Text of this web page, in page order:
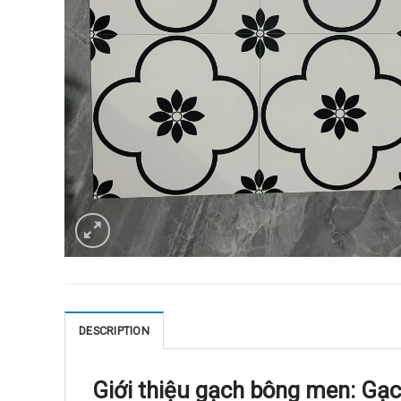
DESCRIPTION
Giới thiệu gạch bông men: